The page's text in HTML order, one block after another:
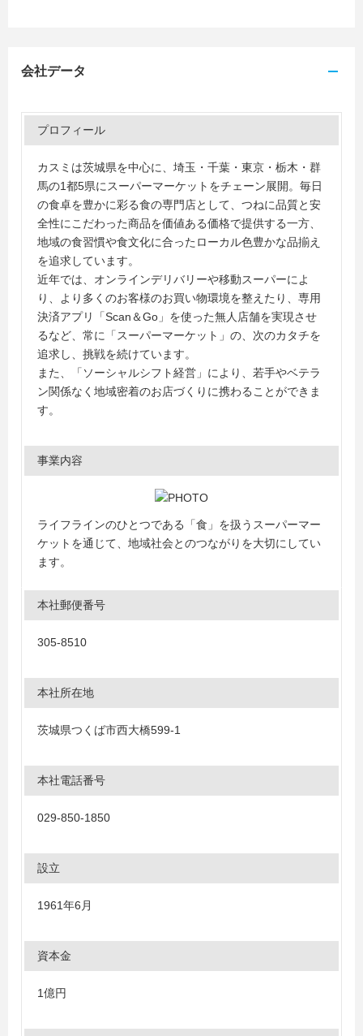
会社データ
プロフィール
カスミは茨城県を中心に、埼玉・千葉・東京・栃木・群
馬の1都5県にスーパーマーケットをチェーン展開。毎日
の食卓を豊かに彩る食の専門店として、つねに品質と安
全性にこだわった商品を価値ある価格で提供する一方、
地域の食習慣や食文化に合ったローカル色豊かな品揃え
を追求しています。
近年では、オンラインデリバリーや移動スーパーによ
り、より多くのお客様のお買い物環境を整えたり、専用
決済アプリ「Scan＆Go」を使った無人店舗を実現させ
るなど、常に「スーパーマーケット」の、次のカタチを
追求し、挑戦を続けています。
また、「ソーシャルシフト経営」により、若手やベテラ
ン関係なく地域密着のお店づくりに携わることができま
す。
事業内容
ライフラインのひとつである「食」を扱うスーパーマー
ケットを通じて、地域社会とのつながりを大切にしてい
ます。
本社郵便番号
305-8510
本社所在地
茨城県つくば市西大橋599-1
本社電話番号
029-850-1850
設立
1961年6月
資本金
1億円